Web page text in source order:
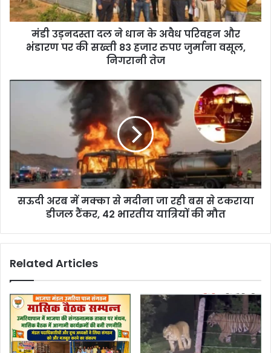
a
d
s
मंडी उड़नदस्ता दल ने धान के अवैध परिवहन और
भंडारण पर की सख्ती 83 हजार रुपए जुर्माना वसूल,
निगरानी तेज
सऊदी अरब में मक्का से मदीना जा रही बस से टकराया
डीजल टैंकर, 42 भारतीय यात्रियों की मौत
Related Articles